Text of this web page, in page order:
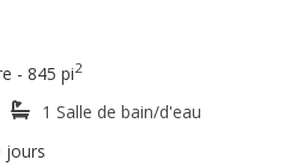
- 845 pi2
1 Salle de bain/d'eau
jours